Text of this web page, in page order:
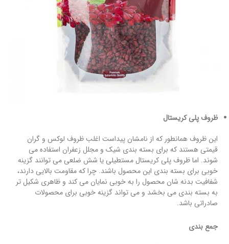
ظروف پلی کریستال
این ظروف همانطور که از نامشان پیداست اغلب ظروف لوکس و گران
قیمتی هستند که برای بسته بندی شیک و مجلل زعفران استفاده می
شوند. اما ظروف پلی کریستال مستطیلی یا شش ضلعی می توانند گزینه
خوبی برای بسته بندی این محصول باشند. چرا که مقاومت بالایی دارند،
شفافیت بدنه شان محصول را به خوبی نمایان می کند و ظاهری شکیل تر
به بسته بندی می بخشد و می‎ تواند گزینه خوبی برای محصولات
صادراتی باشد.
جمع بندی